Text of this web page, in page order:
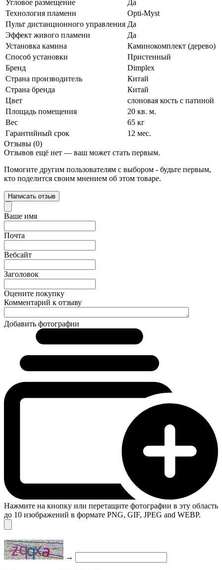
Угловое размещение
Да
Технология пламени
Opti-Myst
Пульт дистанционного управления Да
Эффект живого пламени
Да
Установка камина
Каминокомплект (дерево)
Способ установки
Пристенный
Бренд
Dimplex
Страна производитель
Китай
Страна бренда
Китай
Цвет
слоновая кость с патиной
Площадь помещения
20 кв. м.
Вес
65 кг
Гарантийный срок
12 мес.
Отзывы (0)
Отзывов ещё нет — ваш может стать первым.
Помогите другим пользователям с выбором - будьте первым,
кто поделится своим мнением об этом товаре.
Написать отзыв
Ваше имя
Почта
Вебсайт
Заголовок
Оцените покупку
Комментарий к отзыву
Добавить фотографии
Нажмите на кнопку или перетащите фотографии в эту область
до 10 изображений в формате PNG, GIF, JPEG and WEBP.
→